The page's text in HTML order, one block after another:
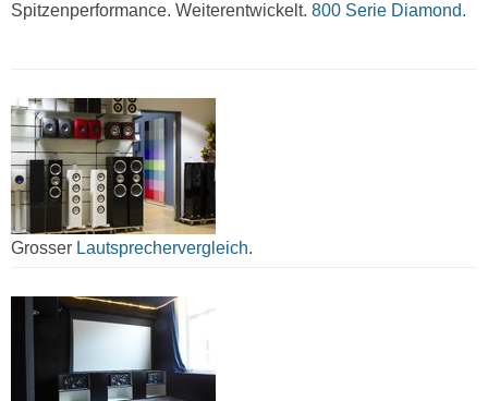
Spitzenperformance. Weiterentwickelt. 800 Serie Diamond.
Grosser Lautsprechervergleich.